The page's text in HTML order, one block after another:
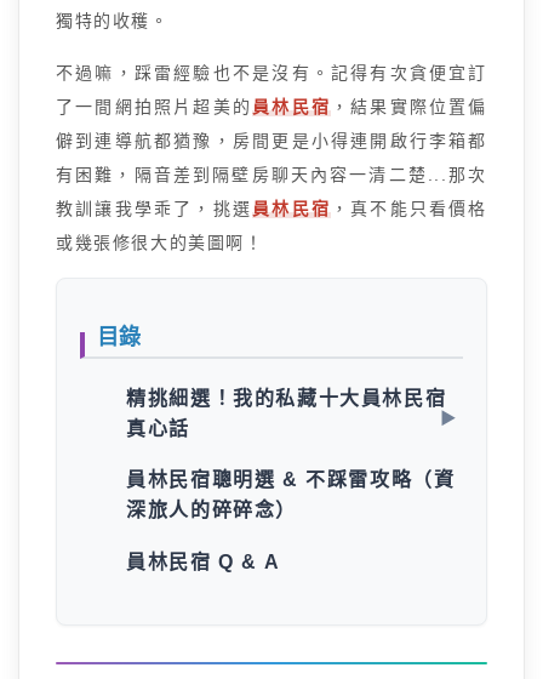
獨特的收穫。
不過嘛，踩雷經驗也不是沒有。記得有次貪便宜訂
了一間網拍照片超美的員林民宿，結果實際位置偏
僻到連導航都猶豫，房間更是小得連開啟行李箱都
有困難，隔音差到隔壁房聊天內容一清二楚...那次
教訓讓我學乖了，挑選員林民宿，真不能只看價格
或幾張修很大的美圖啊！
目錄
精挑細選！我的私藏十大員林民宿
真心話
員林民宿聰明選 & 不踩雷攻略（資
深旅人的碎碎念）
員林民宿 Q & A